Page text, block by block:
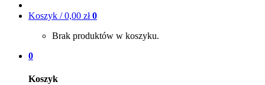
Koszyk /0,00 zł 0
Brak produktów w koszyku.
0
Koszyk